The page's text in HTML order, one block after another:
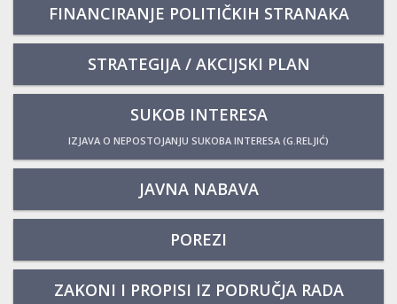
FINANCIRANJE POLITIČKIH STRANAKA
STRATEGIJA / AKCIJSKI PLAN
SUKOB INTERESA
IZJAVA O NEPOSTOJANJU SUKOBA INTERESA (G.RELJIĆ)
JAVNA NABAVA
POREZI
ZAKONI I PROPISI IZ PODRUČJA RADA